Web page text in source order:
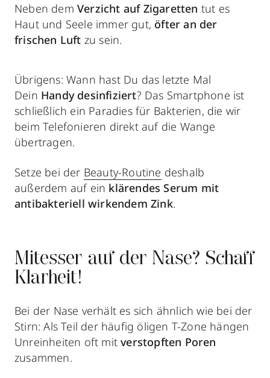
Neben dem Verzicht auf Zigaretten tut es
Haut und Seele immer gut, öfter an der
frischen Luft zu sein.
Übrigens: Wann hast Du das letzte Mal
Dein Handy desinfiziert? Das Smartphone ist
schließlich ein Paradies für Bakterien, die wir
beim Telefonieren direkt auf die Wange
übertragen.
Setze bei der Beauty-Routine deshalb
außerdem auf ein klärendes Serum mit
antibakteriell wirkendem Zink.
Mitesser auf der Nase? Schaff
Klarheit!
Bei der Nase verhält es sich ähnlich wie bei der
Stirn: Als Teil der häufig öligen T-Zone hängen
Unreinheiten oft mitverstopften Poren
zusammen.